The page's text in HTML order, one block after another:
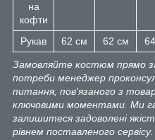
на
кофти
Рукав 62 см 62 см
Замовляйте костюм прямо
потреби менеджер
питання, пов'язаного з
ключовими моментами. Ми
залишитеся задоволені
рівнем поставленого сервісу.